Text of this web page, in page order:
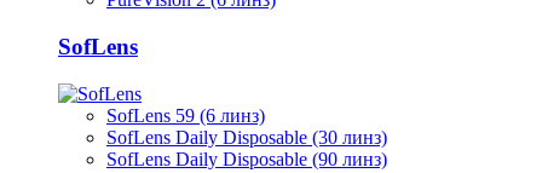
SofLens
SofLens 59 (6 линз)
SofLens Daily Disposable (30 линз)
SofLens Daily Disposable (90 линз)